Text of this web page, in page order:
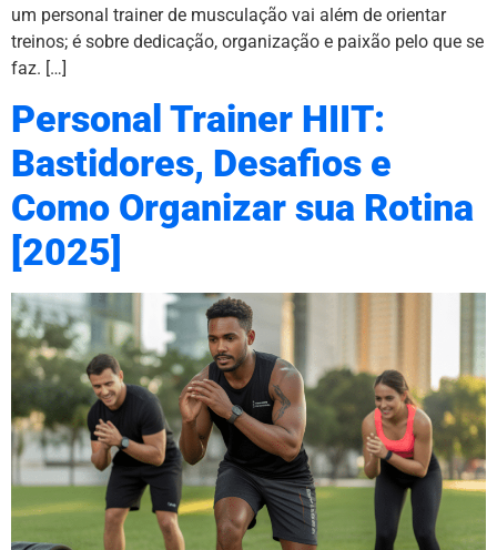
um personal trainer de musculação vai além de orientar
treinos; é sobre dedicação, organização e paixão pelo que se
faz. […]
Personal Trainer HIIT:
Bastidores, Desafios e
Como Organizar sua Rotina
[2025]